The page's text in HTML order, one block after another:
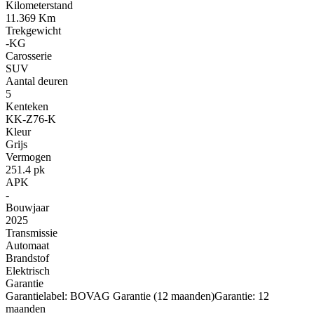
Kilometerstand
11.369 Km
Trekgewicht
-KG
Carosserie
SUV
Aantal deuren
5
Kenteken
KK-Z76-K
Kleur
Grijs
Vermogen
251.4 pk
APK
-
Bouwjaar
2025
Transmissie
Automaat
Brandstof
Elektrisch
Garantie
Garantielabel: BOVAG Garantie (12 maanden)Garantie: 12
maanden